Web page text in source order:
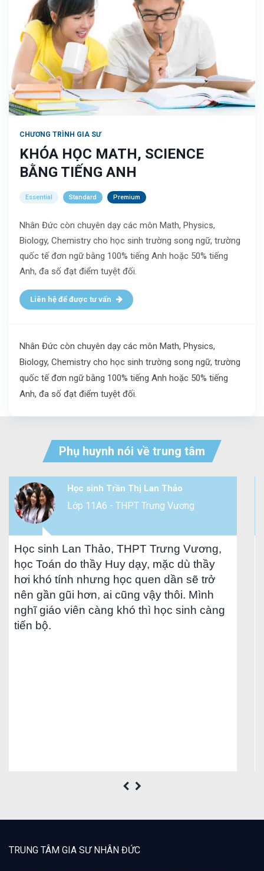
CHƯƠNG TRÌNH GIA SƯ
KHÓA HỌC MATH, SCIENCE
BẰNG TIẾNG ANH
Essential Standard Premium
Nhân Đức còn chuyên dạy các môn Math, Physics,
Biology, Chemistry cho học sinh trường song ngữ, trường
quốc tế đơn ngữ bằng 100% tiếng Anh hoặc 50% tiếng
Anh, đa số đạt điểm tuyệt đối.
Liên hệ để được tư vấn
Nhân Đức còn chuyên dạy các môn Math, Physics,
Biology, Chemistry cho học sinh trường song ngữ, trường
quốc tế đơn ngữ bằng 100% tiếng Anh hoặc 50% tiếng
Anh, đa số đạt điểm tuyệt đối.
Phụ huynh nói về trung tâm
Học sinh Trần Thị Lan Thảo
Lớp 11A6 - THPT Trưng Vương
Lan Thảo, THPT Trưng Vương,
do thầy Huy dạy, mặc dù thầy
tính nhưng học quen dần sẽ trở
gũi hơn, ai cũng vậy thôi. Mình
giáo viên càng khó thì học sinh càng
khá thì
TRUNG TÂM GIA SƯ NHÂN ĐỨC